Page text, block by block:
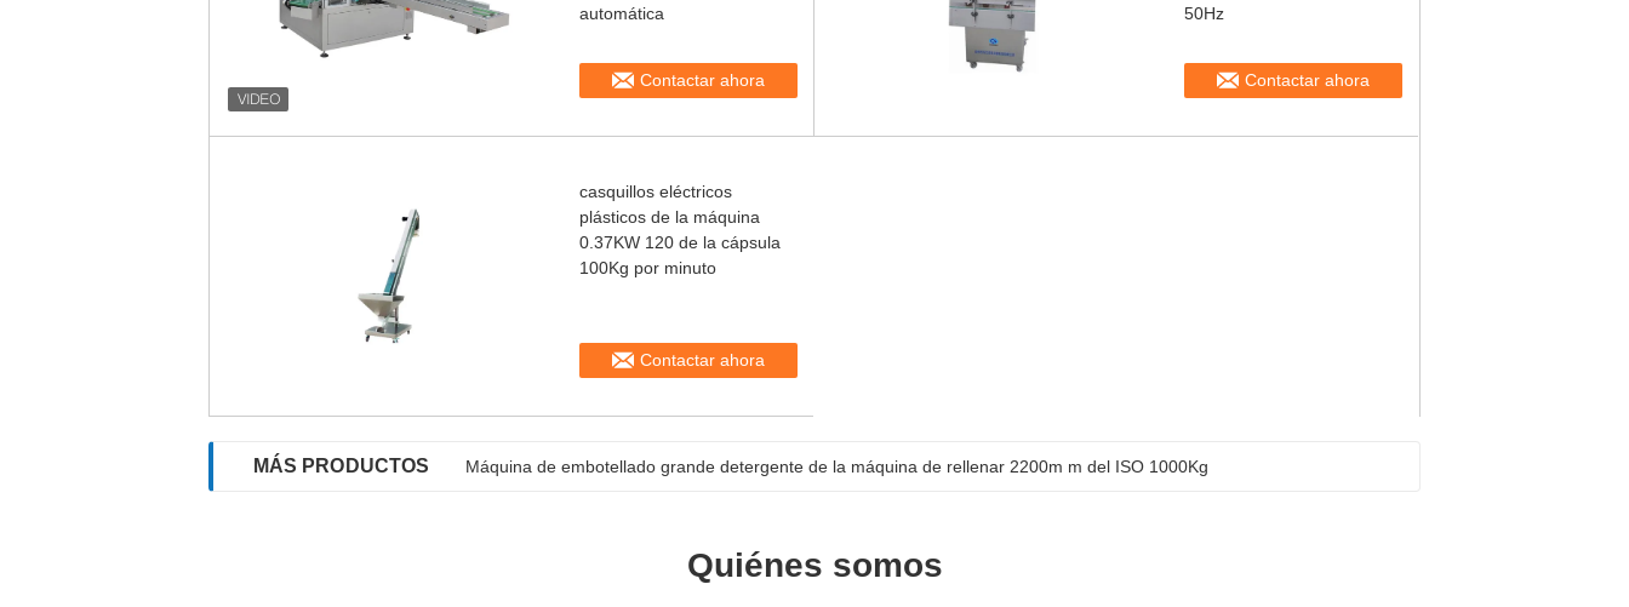
automática
Contactar ahora
50Hz
Contactar ahora
casquillos eléctricos
plásticos de la máquina
0.37KW 120 de la cápsula
100Kg por minuto
Contactar ahora
MÁS PRODUCTOS Máquina de embotellado grande detergente de la máquina de rellenar 2200m m del ISO 1000Kg
Quiénes somos